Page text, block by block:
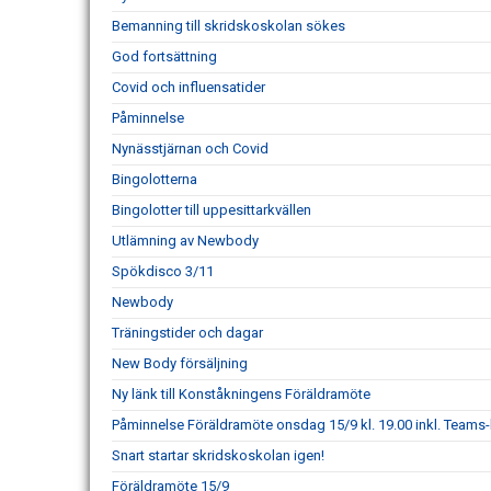
Bemanning till skridskoskolan sökes
God fortsättning
Covid och influensatider
Påminnelse
Nynässtjärnan och Covid
Bingolotterna
Bingolotter till uppesittarkvällen
Utlämning av Newbody
Spökdisco 3/11
Newbody
Träningstider och dagar
New Body försäljning
Ny länk till Konståkningens Föräldramöte
Påminnelse Föräldramöte onsdag 15/9 kl. 19.00 inkl.
Snart startar skridskoskolan igen!
Föräldramöte 15/9